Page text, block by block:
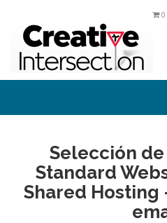
0
Selección
Standard
Shared Hosting